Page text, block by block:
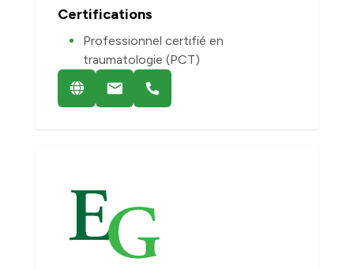
Certifications
Professionnel certifié en
traumatologie (PCT)